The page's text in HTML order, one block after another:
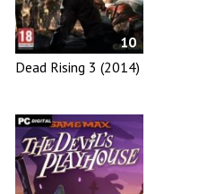
10
Dead Rising 3 (2014)